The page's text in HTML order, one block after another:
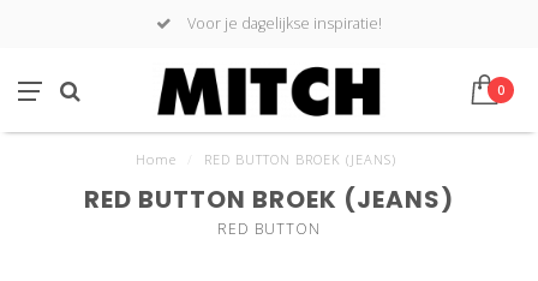
Voor je dagelijkse inspiratie!
0
Home RED BUTTON BROEK (JEANS)
RED BUTTON BROEK (JEANS)
RED BUTTON